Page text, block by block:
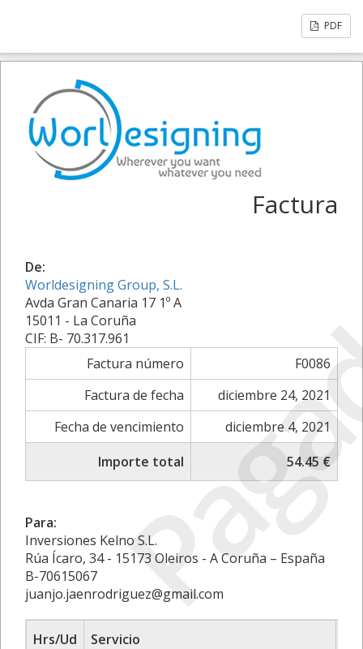
PDF
Factura
De:
Worldesigning Group, S.L.
Avda Gran Canaria 17 1º A
15011 - La Coruña
CIF: B- 70.317.961
Factura número
F0086
Factura de fecha
diciembre 24, 2021
Fecha de vencimiento
diciembre 4, 2021
Importe total
54.45 €
Para:
Inversiones Kelno S.L.
Rúa Ícaro, 34 - 15173 Oleiros - A Coruña – España
B-70615067
juanjo.jaenrodriguez@gmail.com
Hrs/Ud Servicio